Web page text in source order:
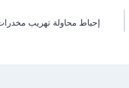
إحباط محاولة تهريب